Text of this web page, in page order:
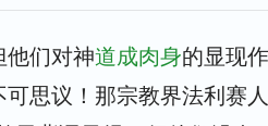
他们对神道成肉身的显现
思议！那宗教界法利赛